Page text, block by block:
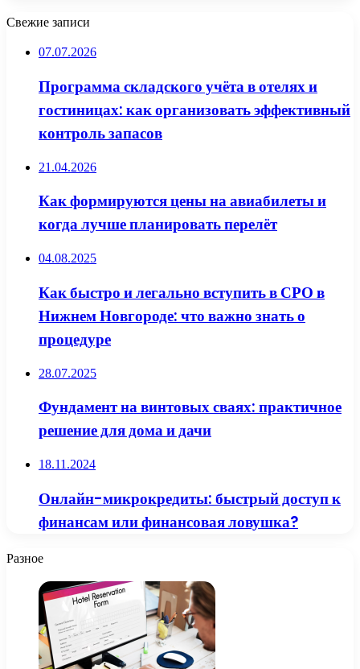
Свежие записи
07.07.2026
Программа складского учёта в отелях и
гостиницах: как организовать эффективный
контроль запасов
21.04.2026
Как формируются цены на авиабилеты и
когда лучше планировать перелёт
04.08.2025
Как быстро и легально вступить в СРО в
Нижнем Новгороде: что важно знать о
процедуре
28.07.2025
Фундамент на винтовых сваях: практичное
решение для дома и дачи
18.11.2024
Онлайн-микрокредиты: быстрый доступ к
финансам или финансовая ловушка?
Разное